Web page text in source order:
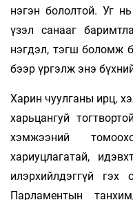
нэгэн бололтой. Уг
үзэл санааг
нэгдэл, тэгш боломж
бээр үргэлж энэ
Харин чуулганы ирц,
харьцангуй
хэмжээний
хариуцлагатай,
илэрхийлдэггүй
Парламентын